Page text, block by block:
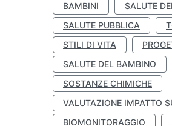
BAMBINI
SALUTE
SALUTE PUBBLICA
STILI DI VITA
SALUTE DEL BAMBINO
SOSTANZE CHIMICHE
VALUTAZIONE IMPATTO
BIOMONITORAGGIO